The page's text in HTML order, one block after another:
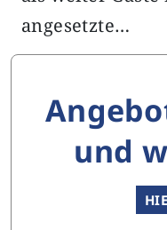
angesetzte…
und